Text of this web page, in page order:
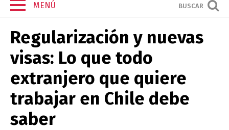
MENÚ BUSCAR
Regularización y nuevas
visas: Lo que todo
extranjero que quiere
trabajar en Chile debe
saber